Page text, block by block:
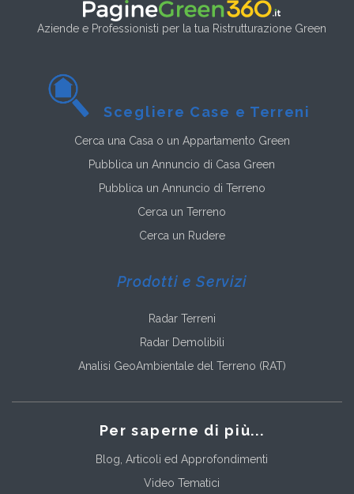
Aziende e Professionisti per la tua Ristrutturazione Green
Scegliere Case e Terreni
Cerca una Casa o un Appartamento Green
Pubblica un Annuncio di Casa Green
Pubblica un Annuncio di Terreno
Cerca un Terreno
Cerca un Rudere
Prodotti e Servizi
Radar Terreni
Radar Demolibili
Analisi GeoAmbientale del Terreno (RAT)
Per saperne di più...
Blog, Articoli ed Approfondimenti
Video Tematici